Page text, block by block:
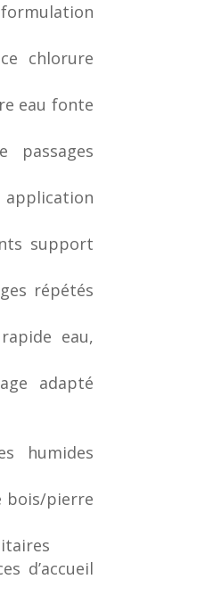
chlorure
eau fonte
passages
support
répétés
eau,
adapté
humides
bois/pierre
d’accueil